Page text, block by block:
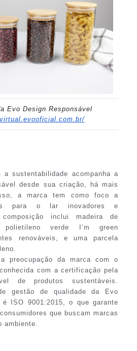
Evo Design Responsável
evooficial.com.br/
a sustentabilidade acompanha a
desde sua criação, há mais
a marca tem como foco a
para o lar inovadores e
inclui madeira de
polietileno verde I’m green
renováveis, e uma parcela
preocupação da marca com o
com a certificação pela
de produtos sustentáveis.
gestão de qualidade da Evo
é ISO 9001:2015, o que garante
que buscam marcas
ambiente.